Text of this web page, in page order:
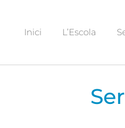
Inici L’Escola